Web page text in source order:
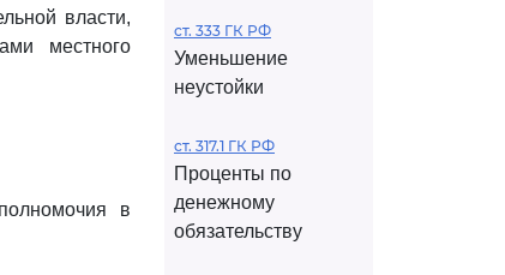
власти,
местного
в
ст. 333 ГК РФ
Уменьшение
неустойки
ст. 317.1 ГК РФ
Проценты по
денежному
обязательству